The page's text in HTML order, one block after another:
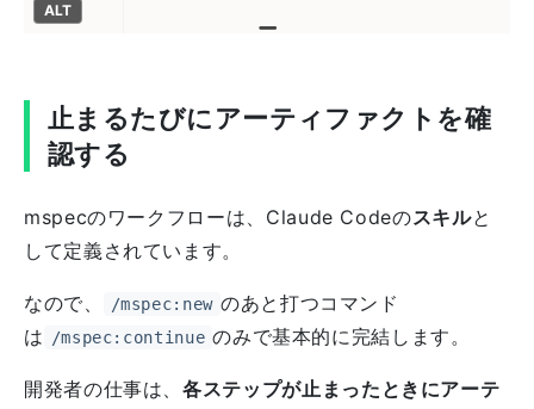
ALT
止まるたびにアーティファクトを確
認する
mspecのワークフローは、Claude Codeのスキルと
して定義されています。
なので、 /mspec:new のあと打つコマンド
は /mspec:continue のみで基本的に完結します。
開発者の仕事は、各ステップが止まったときにアーテ